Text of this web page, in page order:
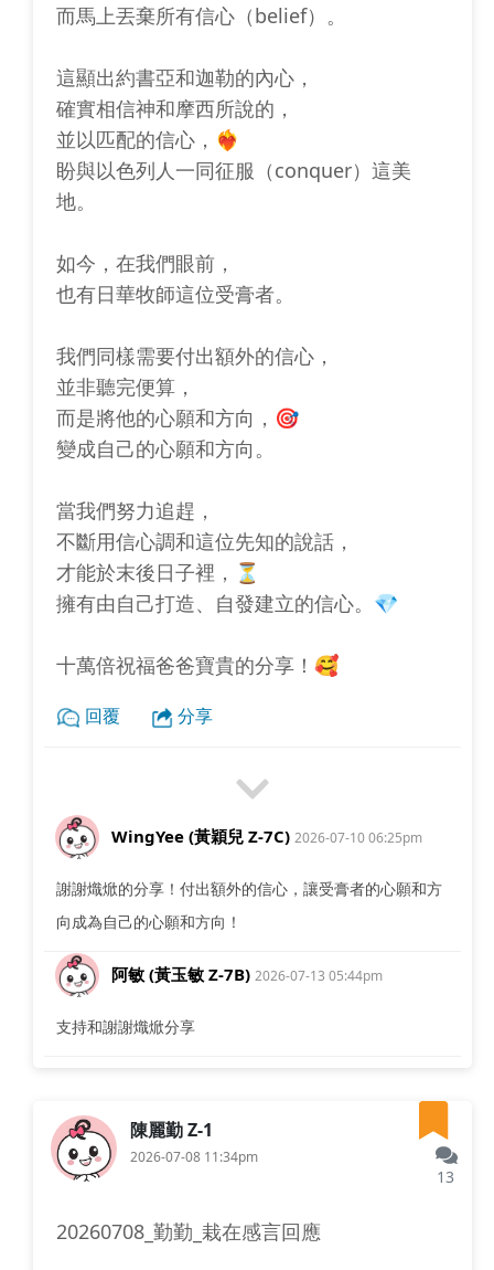
而馬上丟棄所有信心（belief）。
這顯出約書亞和迦勒的內心，
確實相信神和摩西所說的，
並以匹配的信心，❤️‍🔥
盼與以色列人一同征服（conquer）這美
地。
如今，在我們眼前，
也有日華牧師這位受膏者。
我們同樣需要付出額外的信心，
並非聽完便算，
而是將他的心願和方向，🎯
變成自己的心願和方向。
當我們努力追趕，
不斷用信心調和這位先知的說話，
才能於末後日子裡，⏳
擁有由自己打造、自發建立的信心。💎
十萬倍祝福爸爸寶貴的分享！🥰
回覆 分享
WingYee (黃穎兒 Z-7C) 2026-07-10 06:25pm
謝謝熾焮的分享！付出額外的信心，讓受膏者的心願和方
向成為自己的心願和方向！
阿敏 (黃玉敏 Z-7B) 2026-07-13 05:44pm
支持和謝謝熾焮分享
陳麗勤 Z-1
2026-07-08 11:34pm
13
20260708_勤勤_栽在感言回應